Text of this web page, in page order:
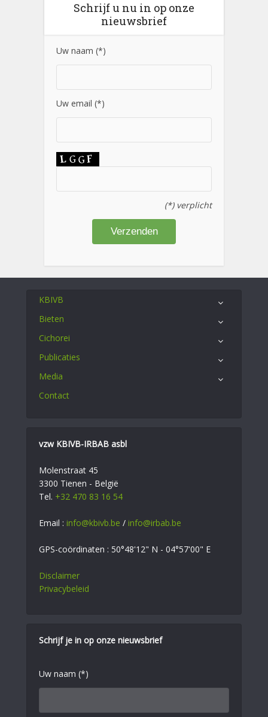
Schrijf u nu in op onze
nieuwsbrief
Uw naam (*)
Uw email (*)
(*) verplicht
KBIVB
Bieten
Cichorei
Publicaties
Media
Contact
vzw KBIVB-IRBAB asbl
Molenstraat 45
3300 Tienen - België
Tel. +32 470 83 16 54
Email : info@kbivb.be / info@irbab.be
GPS-coördinaten : 50°48'12" N - 04°57'00" E
Disclaimer
Privacybeleid
Schrijf je in op onze nieuwsbrief
Uw naam (*)